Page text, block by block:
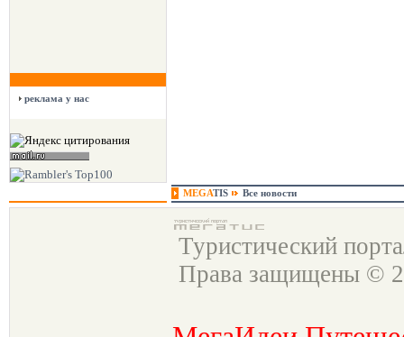
реклама у нас
MEGATIS Все новости
Туристический
Права защищены ©